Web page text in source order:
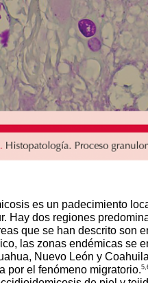
es un padecimiento
Hay dos regiones
que se han descrito son
las zonas endémicas se
Nuevo León y
por el fenómeno migratorio.